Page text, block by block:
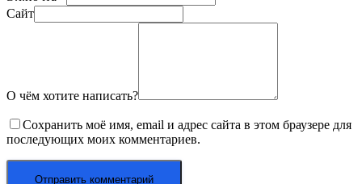
Сайт
О чём хотите написать?
Сохранить моё имя, email и адрес сайта в этом браузере для
последующих моих комментариев.